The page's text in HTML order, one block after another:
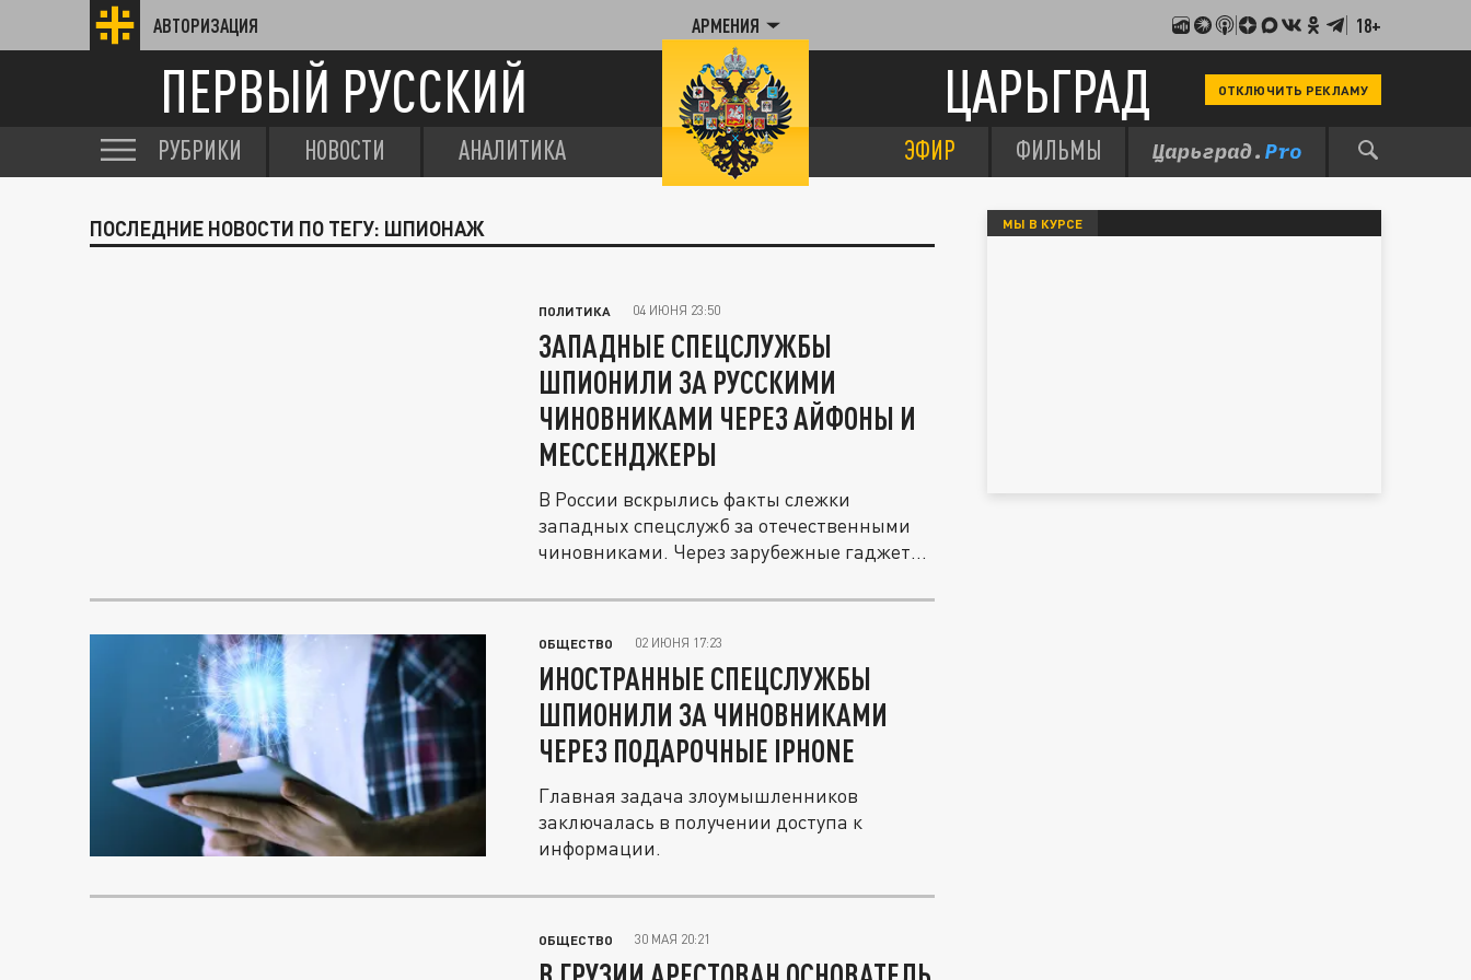
АВТОРИЗАЦИЯ АРМЕНИЯ 18+
ПЕРВЫЙ РУССКИЙ ЦАРЬГРАД ОТКЛЮЧИТЬ РЕКЛАМУ
РУБРИКИ НОВОСТИ АНАЛИТИКА ЭФИР ФИЛЬМЫ
ПОСЛЕДНИЕ НОВОСТИ ПО ТЕГУ: ШПИОНАЖ
ПОЛИТИКА 04 ИЮНЯ 23:50
ЗАПАДНЫЕ СПЕЦСЛУЖБЫ
ШПИОНИЛИ ЗА РУССКИМИ
ЧИНОВНИКАМИ ЧЕРЕЗ АЙФОНЫ И
МЕССЕНДЖЕРЫ
В России вскрылись факты слежки
западных спецслужб за отечественными
чиновниками. Через зарубежные гаджеты
ОБЩЕСТВО 02 ИЮНЯ 17:23
ИНОСТРАННЫЕ СПЕЦСЛУЖБЫ
ШПИОНИЛИ ЗА ЧИНОВНИКАМИ
ЧЕРЕЗ ПОДАРОЧНЫЕ IPHONE
Главная задача злоумышленников
заключалась в получении доступа к
информации.
ОБЩЕСТВО 30 МАЯ 20:21
МЫ В КУРСЕ